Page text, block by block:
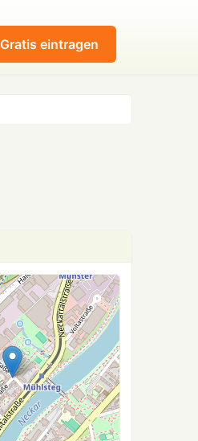
Gratis eintragen